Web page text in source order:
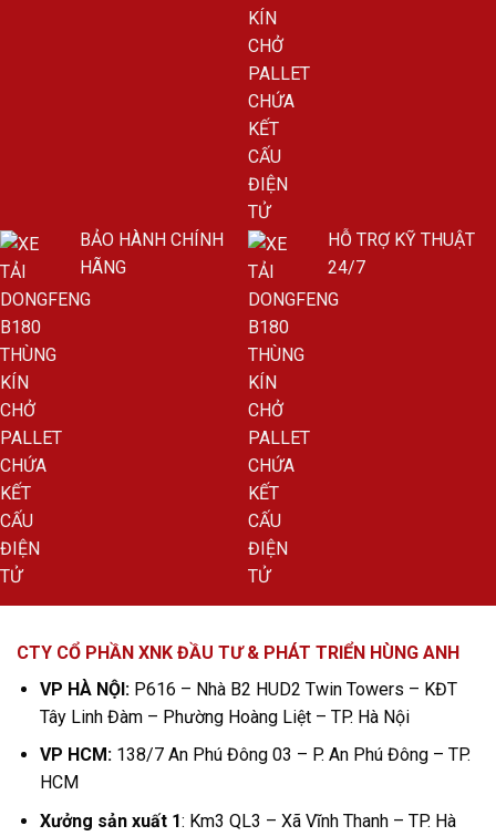
BẢO HÀNH CHÍNH
HÃNG
HỖ TRỢ KỸ THUẬT
24/7
CTY CỔ PHẦN XNK ĐẦU TƯ & PHÁT TRIỂN HÙNG ANH
VP HÀ NỘI:P616 – Nhà B2 HUD2 Twin Towers – KĐT
Tây Linh Đàm – Phường Hoàng Liệt – TP. Hà Nội
VP HCM:138/7 An Phú Đông 03 – P. An Phú Đông – TP.
HCM
Xưởng sản xuất 1: Km3 QL3 – Xã Vĩnh Thanh – TP. Hà